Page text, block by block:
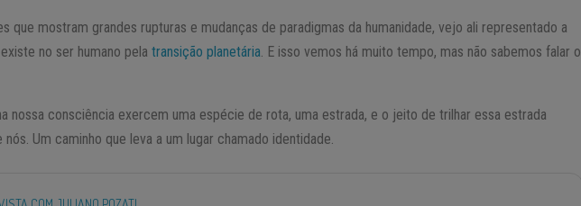
que mostram grandes rupturas e mudanças de paradigmas da humanidade, vejo ali representado a
no ser humano pelatransição planetária. E isso vemos há muito tempo, mas não sabemos falar o
nossa consciência exercem uma espécie de rota, uma estrada, e o jeito de trilhar essa estrada
Um caminho que leva a um lugar chamado identidade.